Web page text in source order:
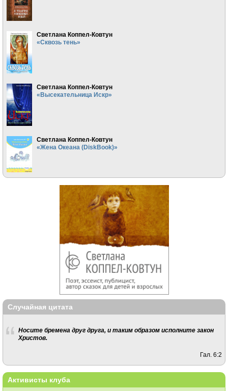
Светлана Коппел-Ковтун
«Сквозь тень»
Светлана Коппел-Ковтун
«Высекательница Искр»
Светлана Коппел-Ковтун
«Жена Океана (DiskBook)»
Случайная цитата
Носите бремена друг друга, и таким образом исполните закон
Христов.
Гал. 6:2
Активисты клуба